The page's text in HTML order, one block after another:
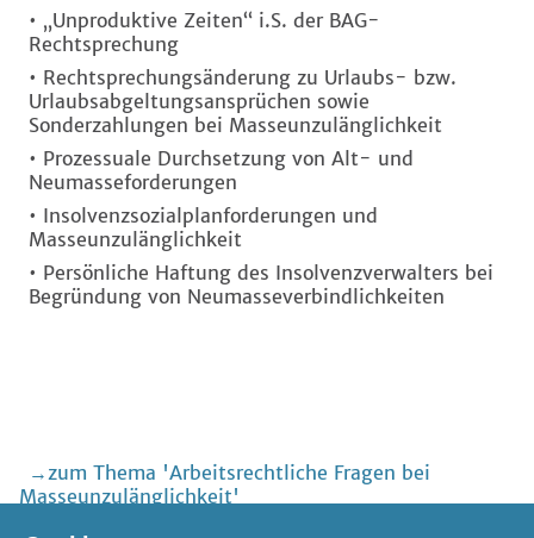
• „Unproduktive Zeiten“ i.S. der BAG-
Rechtsprechung
• Rechtsprechungsänderung zu Urlaubs- bzw.
Urlaubsabgeltungsansprüchen sowie
Sonderzahlungen bei Masseunzulänglichkeit
• Prozessuale Durchsetzung von Alt- und
Neumasseforderungen
• Insolvenzsozialplanforderungen und
Masseunzulänglichkeit
• Persönliche Haftung des Insolvenzverwalters bei
Begründung von Neumasseverbindlichkeiten
zum Thema 'Arbeitsrechtliche Fragen bei
Masseunzulänglichkeit'